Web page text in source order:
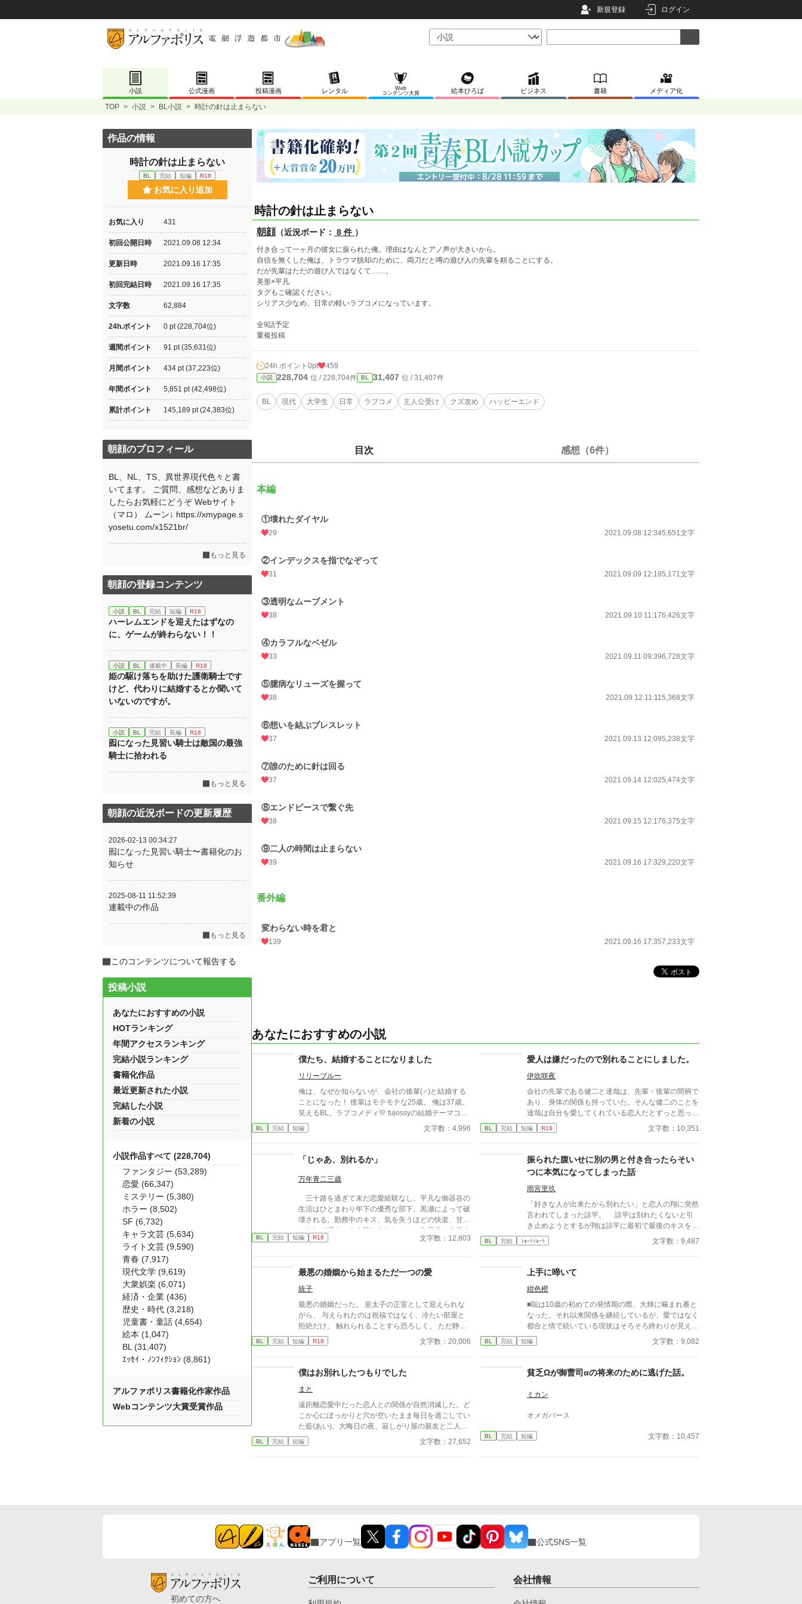
新規登録 ログイン
小説 公式漫画 投稿漫画 レンタル
Web
コンテンツ大賞
絵本ひろば ビジネス 書籍 メディア化
TOP > 小説 > BL小説 > 時計の針は止まらない
時計の針は止まらない
朝顔（近況ボード： 8 件 ）
付き合って一ヶ月の彼女に振られた俺。理由はなんとアノ声が大きいから。
自信を無くした俺は、トラウマ脱却のために、両刀だと噂の遊び人の先輩を頼ることにする。
だが先輩はただの遊び人ではなくて……。
美形×平凡
タグもご確認ください。
シリアス少なめ、日常の軽いラブコメになっています。
全9話予定
重複投稿
24h.ポイント 0pt 459
小説 228,704 位 / 228,704件 BL 31,407 位 / 31,407件
BL 現代 大学生 日常 ラブコメ 主人公受け クズ攻め ハッピーエンド
目次 感想（6件）
本編
①壊れたダイヤル
29 2021.09.08 12:345,651文字
②インデックスを指でなぞって
31 2021.09.09 12:195,171文字
③透明なムーブメント
38 2021.09.10 11:176,426文字
④カラフルなベゼル
33 2021.09.11 09:396,728文字
⑤臆病なリューズを握って
38 2021.09.12 11:115,368文字
⑥想いを結ぶブレスレット
37 2021.09.13 12:095,238文字
⑦誰のために針は回る
37 2021.09.14 12:025,474文字
⑧エンドピースで繋ぐ先
38 2021.09.15 12:176,375文字
⑨二人の時間は止まらない
39 2021.09.16 17:329,220文字
番外編
変わらない時を君と
139 2021.09.16 17:357,233文字
あなたにおすすめの小説
僕たち、結婚することになりました
リリーブルー
俺は、なぜか知らないが、会社の後輩(♂)と結婚する
ことになった！ 後輩はモテモテな25歳。 俺は37歳。
笑えるBL。ラブコメディ💛 fujossyの結婚テーマコン
テスト応募作です。
BL 完結 短編 文字数：4,996
愛人は嫌だったので別れることにしました。
伊吹咲夜
会社の先輩である健二と達哉は、先輩・後輩の間柄で
あり、身体の関係も持っていた。そんな健二のことを
達哉は自分を愛してくれている恋人だとずっと思って
いた。 しかし健二との関係は身体だけで、それ以上
のことはない。疑問に思っていた日、健二が結婚した
ったのか？
BL 完結 短編 R18 文字数：10,351
「じゃあ、別れるか」
万年青二三歳
三十路を過ぎて未だ恋愛経験なし。平凡な御器谷の
生活はひとまわり年下の優秀な部下、黒瀬によって破
壊される。勤務中のキス、気を失うほどの快楽、甘や
かされる週末。もう離れられない、と御器谷は自覚す
るが、一時の怒りで「じゃあ、別れるか」と言ってし
齢は一回り違い。年の差ラブ。 ケンカップル好き
へ捧げます。 ムーンライトノベルズより転載
（「多分、じゃない」より改題）。
BL 完結 短編 R18 文字数：12,803
振られた腹いせに別の男と付き合ったらそい
つに本気になってしまった話
雨宮里玖
「好きな人が出来たから別れたい」と恋人の翔に突然
言われてしまった諒平。 諒平は別れたくないと引
き止めようとするが翔は諒平に最初で最後のキスをし
た後、去ってしまった。 実は翔には諒平に隠して
いる事実があり——。 諒平（20）攻め。大学生。 翔
ルの友人。
BL 完結 ｼｮｰﾄｼｮｰﾄ 文字数：9,487
最悪の婚姻から始まるただ一つの愛
統子
最悪の婚姻だった。 皇太子の正室として迎えられな
がら、 与えられたのは祝福ではなく、冷たい部屋と
拒絶だけ。 触れられることすら恐ろしく、 ただ静か
に時間が過ぎるのを待つしかなかった。 けれど——
差し出された手は、思っていたものとは違っていた。
確かめるように、少しずつ距離を縮めてくる。 気づ
けば、隣に座ることが当たり前になり、 言葉を交わ
す時間が、夜の習慣になっていた。 触れられるたび
に怖さは消え、 代わりに残るのは、離れがたい温も
り。 これは、最悪の婚姻から始まった関係が、 やが
て“ただ一人”へと変わっていく物語。 望まれなかった
になるまでの—— 静かで、優しい、溺れるような愛
BL 完結 短編 R18 文字数：20,006
上手に啼いて
紺色橙
■聡は10歳の初めての発情期の際、大輝に噛まれ番と
なった。それ以来関係を継続しているが、愛ではなく
都合と情で続いている現状はそろそろ終わりが見えて
いた。 ■注意*独自オメガバース設定。■『それは愛か
本能か』と同じ世界設定です。関係は一切なし。
BL 完結 短編 文字数：9,082
僕はお別れしたつもりでした
まと
遠距離恋愛中だった恋人との関係が自然消滅した。ど
こか心にぽっかりと穴が空いたまま毎日を過ごしてい
た藍(あい)。大晦日の夜、寂しがり屋の親友と二人で
年越しを楽しむことになり、ハメを外して酔いつぶれ
てしまう。目が覚めたら「ここどこ」状態！！ 親友
BL 完結 短編 文字数：27,652
貧乏Ωが御曹司αの将来のために逃げた話。
ミカン
オメガバース
BL 完結 短編 文字数：10,457
作品の情報
時計の針は止まらない
BL 完結 短編 R18
お気に入り追加
お気に入り 431
初回公開日時 2021.09.08 12:34
更新日時 2021.09.16 17:35
初回完結日時 2021.09.16 17:35
文字数 62,884
24h.ポイント 0 pt (228,704位)
週間ポイント 91 pt (35,631位)
月間ポイント 434 pt (37,223位)
年間ポイント 5,851 pt (42,498位)
累計ポイント 145,189 pt (24,383位)
朝顔のプロフィール
BL、NL、TS、異世界現代色々と書
いてます。 ご質問、感想などありま
したらお気軽にどうぞ Webサイト
（マロ） ムーン↓ https://xmypage.s
yosetu.com/x1521br/
もっと見る
朝顔の登録コンテンツ
小説 BL 完結 短編 R18
ハーレムエンドを迎えたはずなの
に、ゲームが終わらない！！
小説 BL 連載中 長編 R18
姫の駆け落ちを助けた護衛騎士です
けど、代わりに結婚するとか聞いて
いないのですが。
小説 BL 完結 長編 R18
囮になった見習い騎士は敵国の最強
騎士に拾われる
もっと見る
朝顔の近況ボードの更新履歴
2026-02-13 00:34:27
囮になった見習い騎士〜書籍化のお
知らせ
2025-08-11 11:52:39
連載中の作品
もっと見る
このコンテンツについて報告する
投稿小説
あなたにおすすめの小説
HOTランキング
年間アクセスランキング
完結小説ランキング
書籍化作品
最近更新された小説
完結した小説
新着の小説
小説作品すべて (228,704)
ファンタジー (53,289)
恋愛 (66,347)
ミステリー (5,380)
ホラー (8,502)
SF (6,732)
キャラ文芸 (5,634)
ライト文芸 (9,590)
青春 (7,917)
現代文学 (9,619)
大衆娯楽 (6,071)
経済・企業 (436)
歴史・時代 (3,218)
児童書・童話 (4,654)
絵本 (1,047)
BL (31,407)
ｴｯｾｲ・ﾉﾝﾌｨｸｼｮﾝ (8,861)
アルファポリス書籍化作家作品
Webコンテンツ大賞受賞作品
アプリ一覧 公式SNS一覧
初めての方へ
ご利用について 会社情報